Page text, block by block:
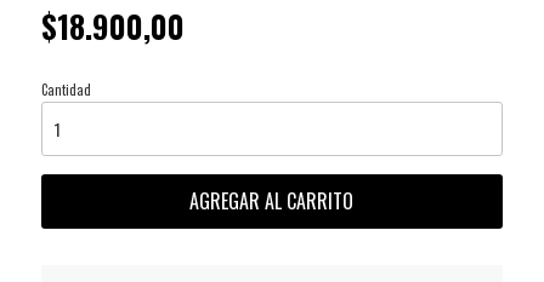
$18.900,00
Cantidad
AGREGAR AL CARRITO